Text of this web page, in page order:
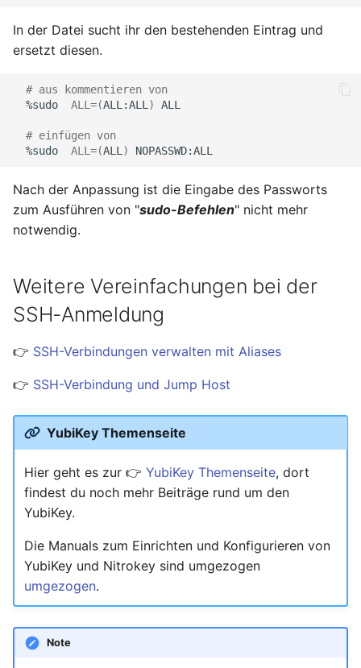
In der Datei sucht ihr den bestehenden Eintrag und
ersetzt diesen.
# aus kommentieren von
%sudo
ALL =(ALL:ALL ) ALL
# einfügen von
%sudo
ALL =(ALL )
Nach der Anpassung ist die Eingabe des Passworts
zum Ausführen von "sudo-Befehlen" nicht mehr
notwendig.
Weitere Vereinfachungen bei der
SSH-Anmeldung
👉 SSH-Verbindungen verwalten mit Aliases
👉 SSH-Verbindung und Jump Host
YubiKey Themenseite
Hier geht es zur 👉 YubiKey Themenseite, dort
findest du noch mehr Beiträge rund um den
YubiKey.
Die Manuals zum Einrichten und Konfigurieren von
YubiKey und Nitrokey sind umgezogen
umgezogen.
Note